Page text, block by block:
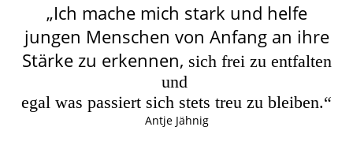
„Ich mache mich stark und helfe
jungen Menschen von Anfang an ihre
Stärke zu erkennen, sich frei zu entfalten
und
egal was passiert sich stets treu zu bleiben.“
Antje Jähnig